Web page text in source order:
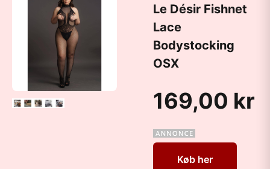
Le Désir Fishnet
Lace
Bodystocking
OSX
169,00 kr
Køb her